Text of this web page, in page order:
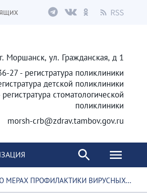
Моршанск, ул. Гражданская, д 1
27 - регистратура поликлиники
детской поликлиники
стоматологической
поликлиники
morsh-crb@zdrav.tambov.gov.ru
ВИРУСНЫХ ГЕПАТИТОВ